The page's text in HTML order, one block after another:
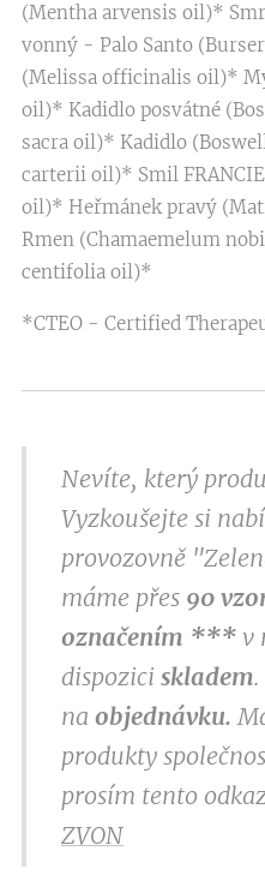
(Mentha arvensis oil)*
vonný - Palo Santo
(Melissa officinalis oil)*
oil)* Kadidlo posvátné
sacra oil)* Kadidlo
carterii oil)* Smil
oil)* Heřmánek pravý
Rmen (Chamaemelum
centifolia oil)*
*CTEO - Certified
Nevíte, který
Vyzkoušejte si
provozovně
máme přes 90
označením *** v
dispozici skladem
na objednávku.
produkty
prosím tento
ZVON